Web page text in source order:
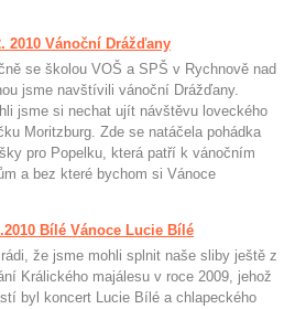
2010 Vánoční Drážďany
se školou VOŠ a SPŠ v Rychnově nad
jsme navštívili vánoční Drážďany.
jsme si nechat ujít návštěvu loveckého
Moritzburg. Zde se natáčela pohádka
pro Popelku, která patří k vánočním
a bez které bychom si Vánoce
Bílé Vánoce Lucie Bílé
že jsme mohli splnit naše sliby ještě z
Králického majálesu v roce 2009, jehož
byl koncert Lucie Bílé a chlapeckého